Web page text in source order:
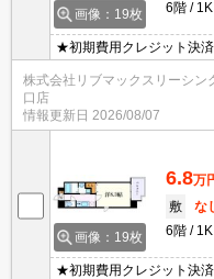
画像：19枚
6階
1K
★初期費用クレジット決
広々8.3帖の１K☆スーパ
条件等お気軽にお問い合
株式会社リブマックスリーシン
口店
情報更新日 2026/08/07
画像：19枚
6.8万
敷
な
6階
1K
★初期費用クレジット決